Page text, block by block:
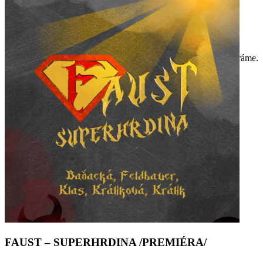
program
«July
V tomto mesiaci žiaľ nič nehráme.
FAUST – SUPERHRDINA /PREMIÉRA/